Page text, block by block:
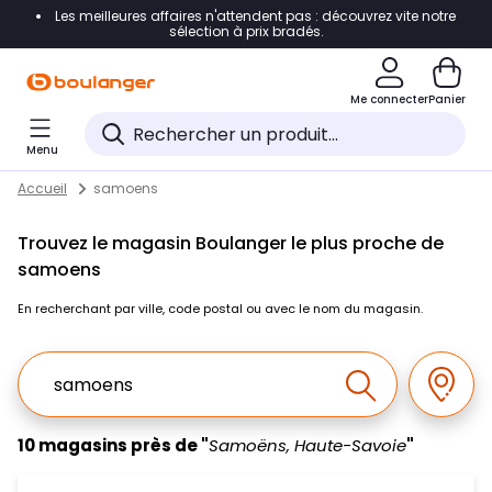
Accéder directement à la navigation
Accéder directement au pied de page
Accéder directement au chatbot
Les meilleures affaires n'attendent pas : découvrez vite notre
sélection à prix bradés.
Me connecterPanier
Menu
Skip to content
Return to Nav
Accueil samoens
Trouvez le magasin Boulanger le plus proche de
samoens
En recherchant par ville, code postal ou avec le nom du magasin.
Ville, Region, Code postal ou Ville & Pays
Effectuer la
10 magasins près de "Samoëns, Haute-Savoie"